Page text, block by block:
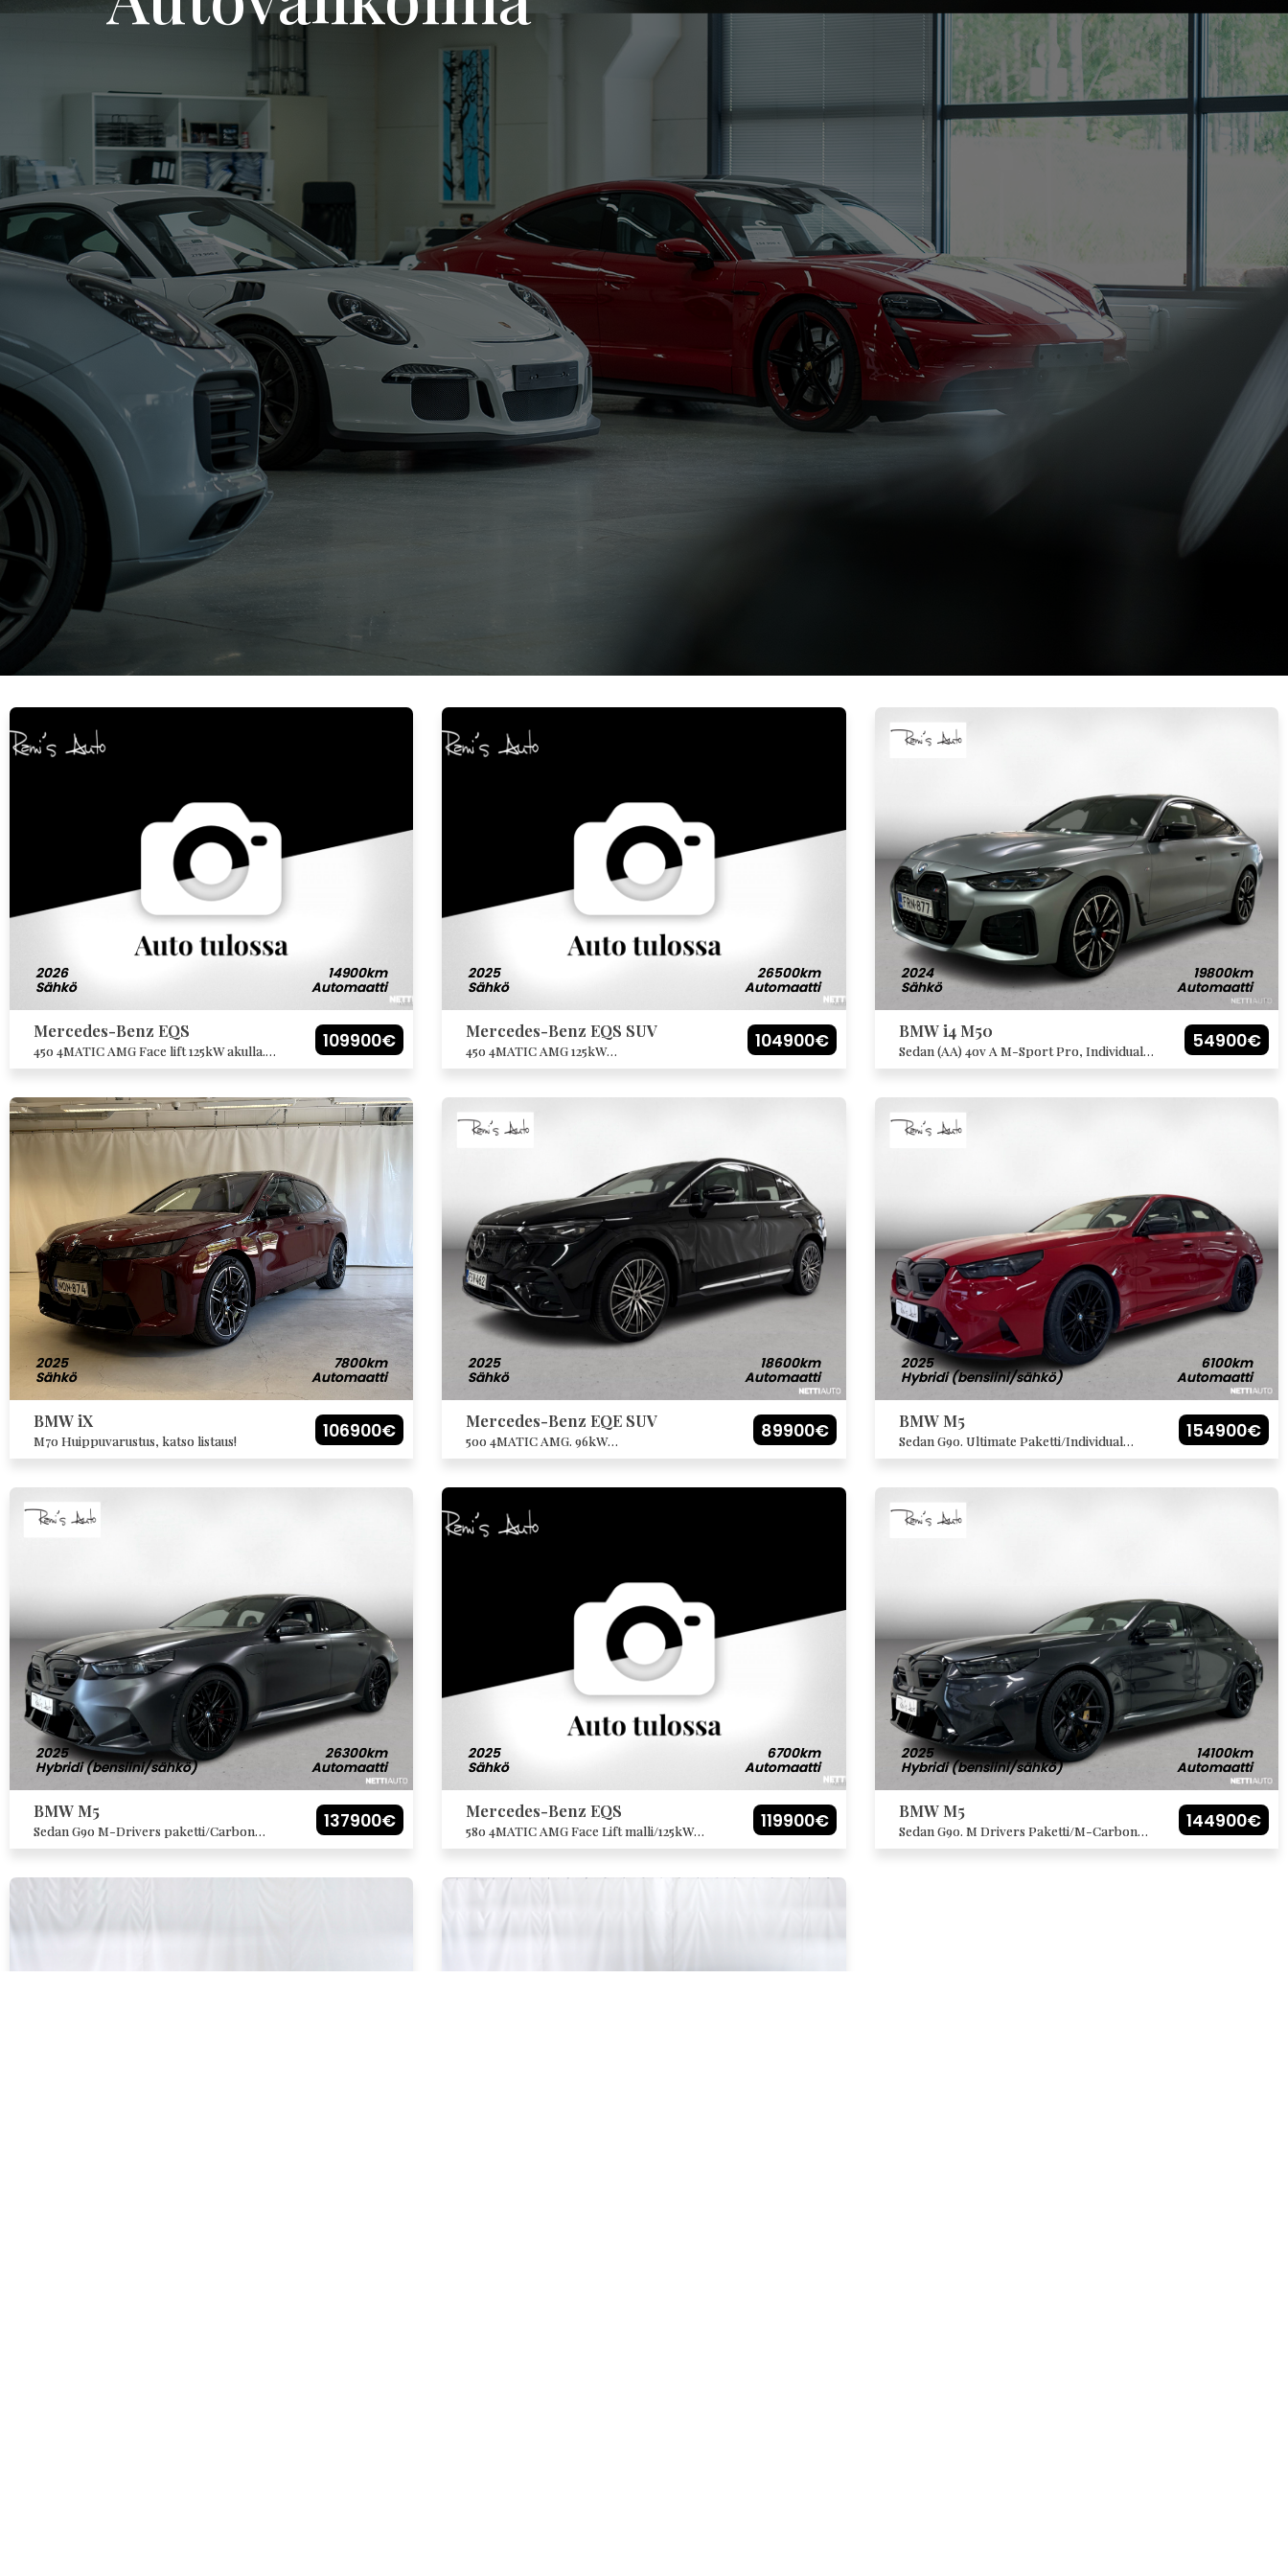
2026
Sähkö Automaatti
14900km
109900€
Mercedes-Benz EQS
450 4MATIC AMG Face lift 125kW akulla.
Autossa todella kattava tehdasvarustus!
2025
Sähkö Automaatti
26500km
104900€
Mercedes-Benz EQS SUV
450 4MATIC AMG 125kW
akulla/Ilmalämpöpumppu/Hyperscreen/A
ovet/21″AMG vanteet. Ym
2024
Sähkö Automaatti
19800km
54900€
BMW i4 M50
Sedan (AA) 4ov A M-Sport Pro, Individual
sisältä ja ulkoa. Super Charged, katso
2025
Sähkö Automaatti
7800km
106900€
BMW iX
M70 Huippuvarustus, katso listaus!
2025
Sähkö Automaatti
18600km
89900€
Mercedes-Benz EQE SUV
500 4MATIC AMG. 96kW
akulla/Hyperscreen/Ilmajousitus/10°Nelipy
varustus. Katso lista
2025
Hybridi (bensiini/sähkö) Automaatti
6100km
154900€
BMW M5
Sedan G90. Ultimate Paketti/Individual
Imola Red ulkoväri/M-Carbon jarrut/M-
Huipp
2025
Hybridi (bensiini/sähkö) Automaatti
26300km
137900€
BMW M5
Sedan G90 M-Drivers paketti/Carbon
ulkopaketti/Sähkökoukku/Individual sisältä
2025
Sähkö Automaatti
6700km
119900€
Mercedes-Benz EQS
580 4MATIC AMG Face Lift malli/125kW
akulla/Huippuvarustus, katso listaus!
2025
Hybridi (bensiini/sähkö) Automaatti
14100km
144900€
BMW M5
Sedan G90. M Drivers Paketti/M-Carbon
ulkopaketti/M-Carbon keraamiset